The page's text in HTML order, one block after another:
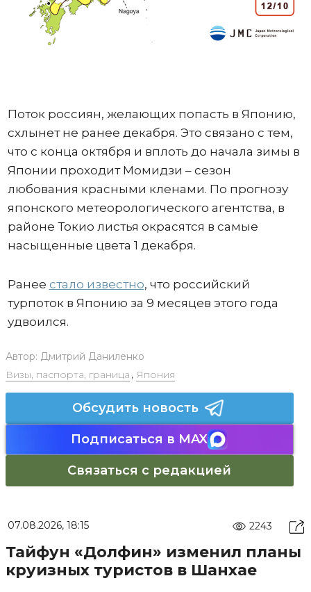
Поток россиян, желающих попасть в Японию,
схлынет не ранее декабря. Это связано с тем,
что с конца октября и вплоть до начала зимы в
Японии проходит Момидзи – сезон
любования красными кленами. По прогнозу
японского метеорологического агентства, в
районе Токио листья окрасятся в самые
насыщенные цвета 1 декабря.
Ранее стало известно, что российский
турпоток в Японию за 9 месяцев этого года
удвоился.
Автор: Дмитрий Даниленко
Визы, паспорта, граница , Япония
Обсудить новость
Подписаться в MAX
Связаться с редакцией
07.08.2026, 18:15 2243
Тайфун «Долфин» изменил планы
круизных туристов в Шанхае